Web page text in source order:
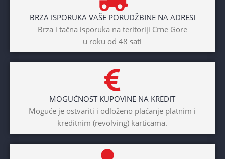
Unisex
BICIKLI-TIP RAMA
Prednji amotrizer
BRZA ISPORUKA VAŠE PORUDŽBINE NA ADRESI
Brza i tačna isporuka na teritoriji Crne Gore
u roku od 48 sati
MOGUĆNOST KUPOVINE NA KREDIT
Moguće je ostvariti i odloženo plaćanje platnim i
kreditnim (revolving) karticama.